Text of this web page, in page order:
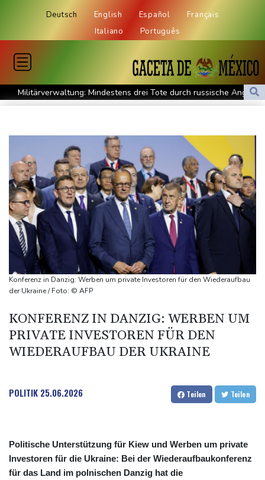
Deutsch English Español
Français
Italiano
Português
Militärverwaltung: Mindestens drei Tote durch russische Angriffe
in Region Kiew
Kolumbien: Neuer Präsident kündigt "unermüdlichen" Kampf
gegen Drogengewalt an
BUND kritisiert Lockerung von Sonn- und Feiertagsfahrverbot für
Lastwagen
Trump spricht nach Ballsaal-Urteil von "nationaler Schande"
Abholzung im Amazonas auf niedrigstem Stand seit einem
Jahrzehnt
Frei: Über Beteiligung an AfD-Regierung entscheidet nicht CDU
in Sachsen-Anhalt
Russland
"Rente mit 63": Unionsfraktionschef Frei offen für Härtefall- und
Übergangslösungen
Falschinformationen
Konferenz in Danzig: Werben um private Investoren für den Wiederaufbau
der Ukraine / Foto: © AFP
KONFERENZ IN DANZIG: WERBEN UM
PRIVATE INVESTOREN FÜR DEN
WIEDERAUFBAU DER UKRAINE
POLITIK 25.06.2026 Teilen Teilen
Politische Unterstützung für Kiew und Werben um private
Investoren für die Ukraine: Bei der Wiederaufbaukonferenz
für das Land im polnischen Danzig hat die